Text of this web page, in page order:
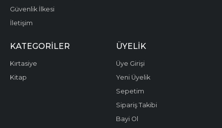
Güvenlik İlkesi
İletişim
KATEGORILER
Kırtasiye
Kitap
ÜYELIK
Üye Girişi
Yeni Üyelik
Sepetim
Sipariş Takibi
Bayi Ol